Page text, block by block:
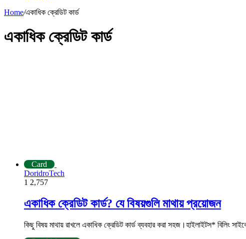
Home/একাধিক ক্রেডিট কার্ড
একাধিক ক্রেডিট কার্ড
Card
DoridroTech
1 2,757
একাধিক ক্রেডিট কার্ড? যে বিষয়গুলি মাথায় প্রয়োজন
কিছু বিষয় মাথায় রাখলে একাধিক ক্রেডিট কার্ড ব্যবহার করা সহজ।হাইলাইটস* বিলিং